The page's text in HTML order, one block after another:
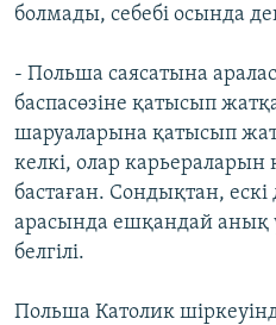
болмады, себебі осында
- Польша саясатына
баспасөзіне қатысып
шаруаларына қатысып
келкі, олар карьераларын
бастаған. Сондықтан, ескі
арасында ешқандай анық
белгілі.
Польша Католик